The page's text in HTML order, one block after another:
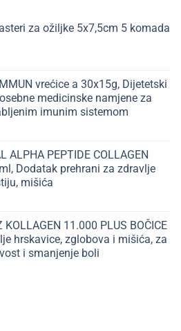
za ožiljke 5x7,5cm 5 komada
vrećice a 30x15g, Dijetetski
medicinske namjene za
imunim sistemom
ALPHA PEPTIDE COLLAGEN
Dodatak prehrani za zdravlje
mišića
KOLLAGEN 11.000 PLUS BOČICE
hrskavice, zglobova i mišića, za
i smanjenje boli